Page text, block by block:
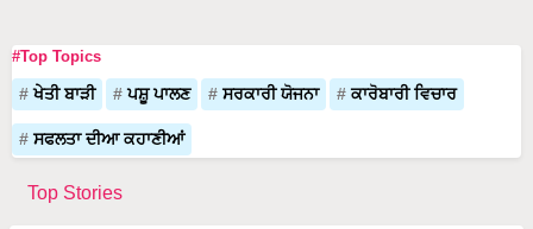
#Top Topics
ਖੇਤੀ ਬਾੜੀ ਪਸ਼ੂ ਪਾਲਣ ਸਰਕਾਰੀ ਯੋਜਨਾ ਕਾਰੋਬਾਰੀ ਵਿਚਾਰ
ਸਫਲਤਾ ਦੀਆ ਕਹਾਣੀਆਂ
Top Stories